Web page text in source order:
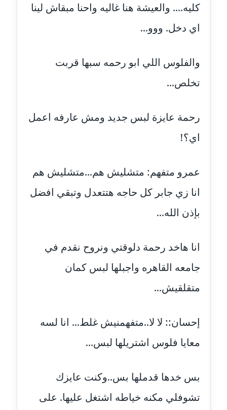
مدونة عبير عبد الرحيم (ماعت)
عاملة
مدونة عبير محمد
مدونة عبير مصطفى
عاملة
عاملة
مدونة عزة بركة
عاملة
عاملة
مدونة عفاف حسين
عاملة
عاملة
مدونة علا الأزوك
مدونة علاء سرحان
عاملة
كليه.... والعيشة هنا غاليه واحنا مبقاش لينا
اي دخل. ووو...
والفلوس اللي ابو رحمه سبها قربت
تخلص...
رحمة عايزة لبس جديد ومش عارفه اعمل
اي؟!
عمرو متفهم: متشليش هم...متشليش هم
انا زي جابر كل حاجه هتتعدل وتبقي افضل
بإذن الله...
انا هاخد رحمة دلوقتي ونروح نقدم في
جامعه القاهره واجبلها لبس كمان
متقلقيش...
إحسان:: لا لا..متفهمنيش غلط... انا لسه
معايا فلوس اشتريلها لبس...
بس خدها قدملها بس..وكنت عايزك
تشوفلي مكنه خياطه اشتغل عليها. على